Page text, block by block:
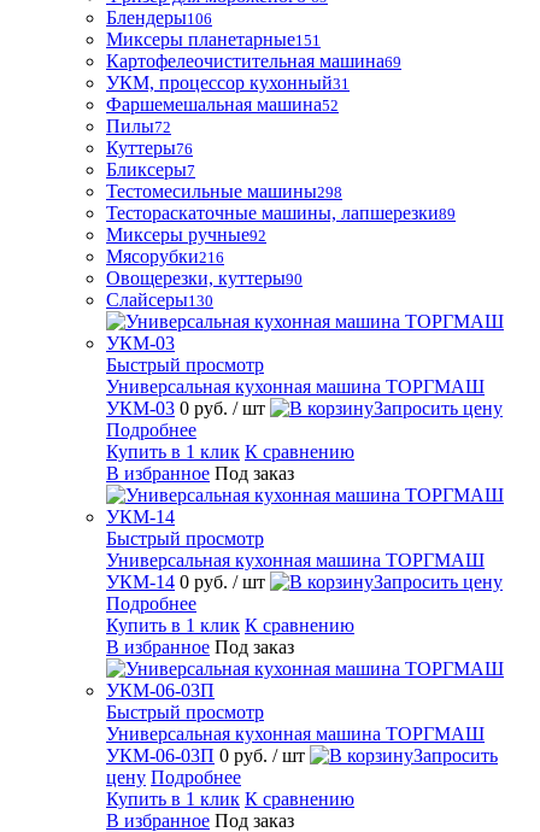
Блендеры106
Миксеры планетарные151
Картофелеочистительная машина69
УКМ, процессор кухонный31
Фаршемешальная машина52
Пилы72
Куттеры76
Бликсеры7
Тестомесильные машины298
Тестораскаточные машины, лапшерезки89
Миксеры ручные92
Мясорубки216
Овощерезки, куттеры90
Слайсеры130
Быстрый просмотр
Универсальная кухонная машина ТОРГМАШ
УКМ-03 0 руб. / шт
Запросить цену
Подробнее
Купить в 1 клик К сравнению
В избранное Под заказ
Быстрый просмотр
Универсальная кухонная машина ТОРГМАШ
УКМ-14 0 руб. / шт
Запросить цену
Подробнее
Купить в 1 клик К сравнению
В избранное Под заказ
Быстрый просмотр
Универсальная кухонная машина ТОРГМАШ
УКМ-06-03П 0 руб. / шт
Запросить
цену Подробнее
Купить в 1 клик К сравнению
В избранное Под заказ